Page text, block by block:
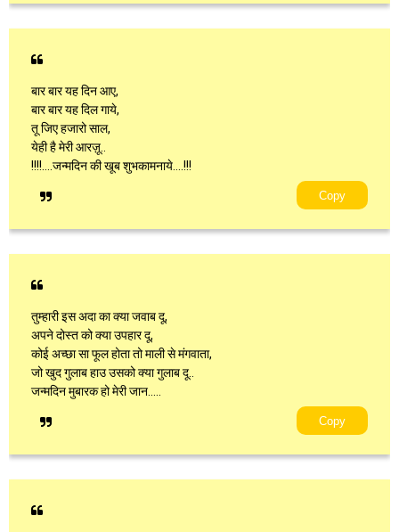
बार बार यह दिन आए,
बार बार यह दिल गाये,
तू जिए हजारो साल,
येही है मेरी आरज़ू..
!!!!....जन्मदिन की खूब शुभकामनाये....!!!
Copy
तुम्हारी इस अदा का क्या जवाब दू,
अपने दोस्त को क्या उपहार दू,
कोई अच्छा सा फूल होता तो माली से मंगवाता,
जो खुद गुलाब हाउ उसको क्या गुलाब दू..
जन्मदिन मुबारक हो मेरी जान.....
Copy